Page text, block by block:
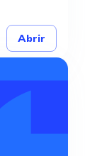
Abrir